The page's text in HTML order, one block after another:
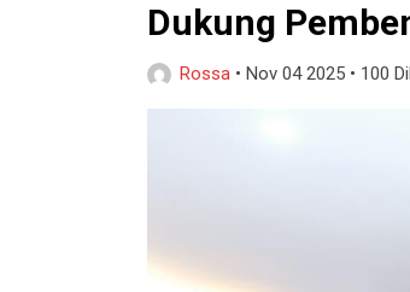
Dukung
Rossa • Nov 04 2025 • 100